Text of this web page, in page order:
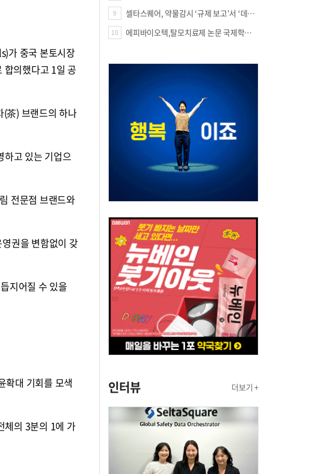
가 중국 본토시장
합의했다고 1일 공
(茶) 브랜드의 하나
고 있는 기업으
전문점 브랜드와
권을 변함없이 갖
지어질 수 있을
확대 기회를 모색
체의 3분의 1에 가
9 셀타스퀘어, 약물감시 ‘규제 보고’서 ‘데이터 의사결정’으로 "PVX 전환 요구 커진다"
10 에피바이오텍,탈모치료제 논문 국제학술지 '테라노스틱스' 표지 선정
인터뷰 더보기 +